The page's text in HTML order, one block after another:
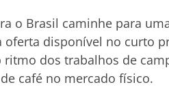
o Brasil caminhe para
disponível no curto
dos trabalhos de
café no mercado físico.